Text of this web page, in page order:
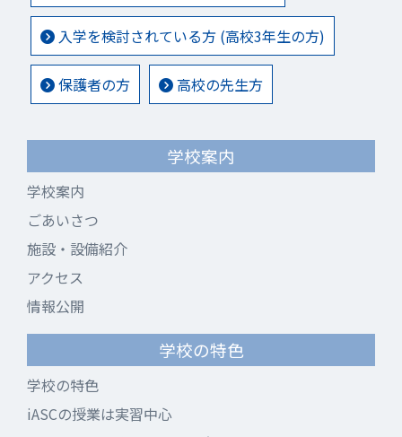
入学を検討されている方 (高校3年生の方)
保護者の方 高校の先生方
学校案内
学校案内
ごあいさつ
施設・設備紹介
アクセス
情報公開
学校の特色
学校の特色
iASCの授業は実習中心